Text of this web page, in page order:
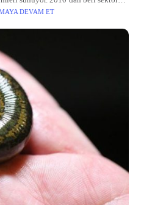
hizmet anlayışıyla dikkat çekiyor.
DEVAM ET